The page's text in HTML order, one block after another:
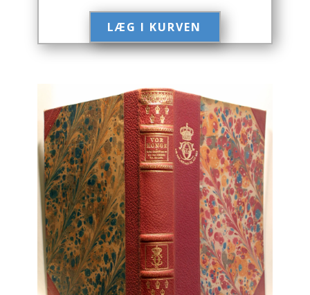
Drikkevare / Øl / Vin
Erhverv
Europa
Fantasy / Sciencefiction
Filosofi
Håndarbejde
Håndværk
LÆG I KURVEN​